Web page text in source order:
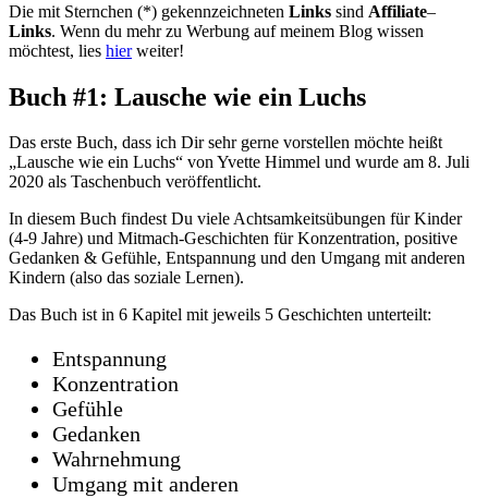
Die mit Sternchen (*) gekennzeichneten Links sind Affiliate–
Links. Wenn du mehr zu Werbung auf meinem Blog wissen
möchtest, lies hierweiter!
Buch #1: Lausche wie ein Luchs
Das erste Buch, dass ich Dir sehr gerne vorstellen möchte heißt
„Lausche wie ein Luchs“ von Yvette Himmel und wurde am 8. Juli
2020 als Taschenbuch veröffentlicht.
In diesem Buch findest Du viele Achtsamkeitsübungen für Kinder
(4-9 Jahre) und Mitmach-Geschichten für Konzentration, positive
Gedanken & Gefühle, Entspannung und den Umgang mit anderen
Kindern (also das soziale Lernen).
Das Buch ist in 6 Kapitel mit jeweils 5 Geschichten unterteilt:
Entspannung
Konzentration
Gefühle
Gedanken
Wahrnehmung
Umgang mit anderen